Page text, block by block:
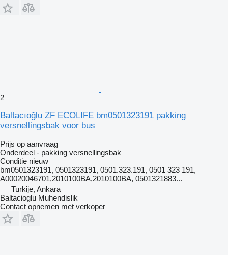
2
Baltacıoğlu ZF ECOLIFE bm0501323191 pakking
versnellingsbak voor bus
Prijs op aanvraag
Onderdeel - pakking versnellingsbak
Conditie nieuw
bm0501323191, 0501323191, 0501.323.191, 0501 323 191,
A00020046701,2010100BA,2010100BA, 0501321883...
Turkije, Ankara
Baltacioglu Muhendislik
Contact opnemen met verkoper